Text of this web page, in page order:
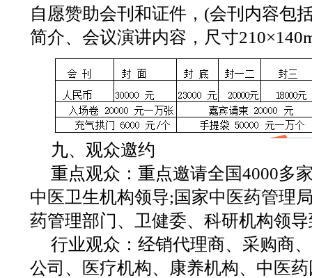
自愿赞助会刊和证件，(会刊内容包
简介、会议演讲内容，尺寸
九、观众邀约
重点观众：重点邀请全国4000多
中医卫生机构领导;国家中医药管理
药管理部门、卫健委、科研机构领
行业观众：经销代理商、采购商
公司、医疗机构、康养机构、中医